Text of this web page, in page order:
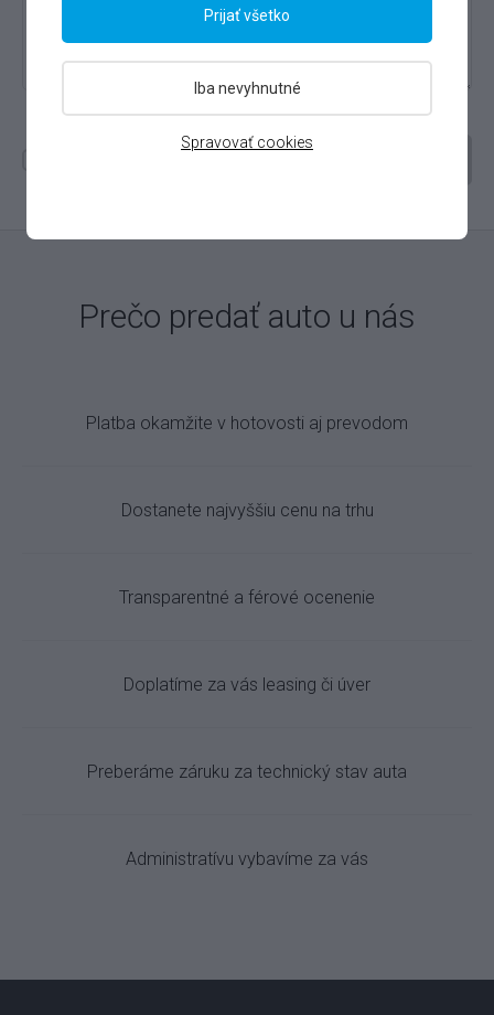
Prečo predať auto u nás
Platba okamžite v hotovosti aj prevodom
Dostanete najvyššiu cenu na trhu
Transparentné a férové ocenenie
Doplatíme za vás leasing či úver
Preberáme záruku za technický stav auta
Administratívu vybavíme za vás
Spravovať cookies
Iba nevyhnutné
Prijať všetko